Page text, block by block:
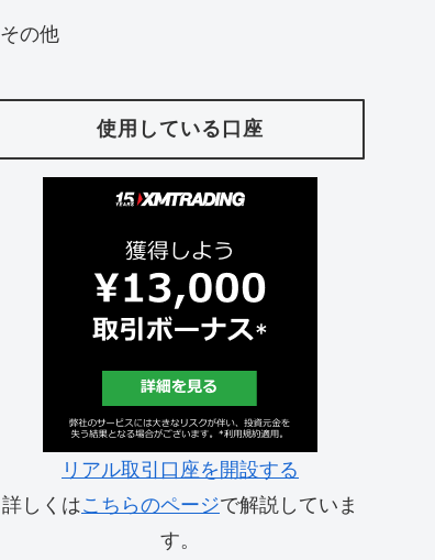
その他
使用している口座
リアル取引口座を開設する
詳しくはこちらのページで解説していま
す。